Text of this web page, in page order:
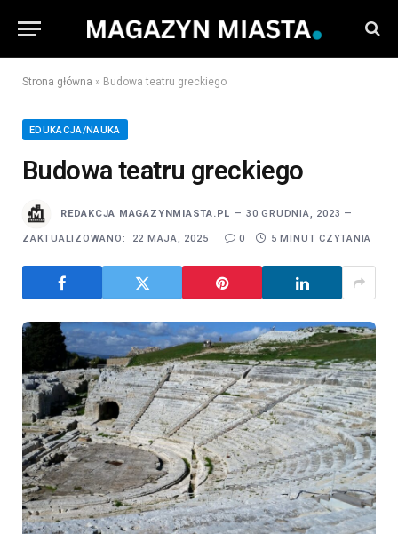
Strona główna » Budowa teatru greckiego
EDUKACJA/NAUKA
Budowa teatru greckiego
REDAKCJA MAGAZYNMIASTA.PL 30 GRUDNIA, 2023
ZAKTUALIZOWANO: 22 MAJA, 2025 0 5 MINUT CZYTANIA